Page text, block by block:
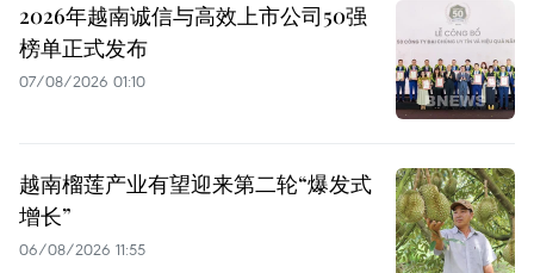
2026年越南诚信与高效上市公司50强
榜单正式发布
07/08/2026 01:10
越南榴莲产业有望迎来第二轮“爆发式
增长”
06/08/2026 11:55